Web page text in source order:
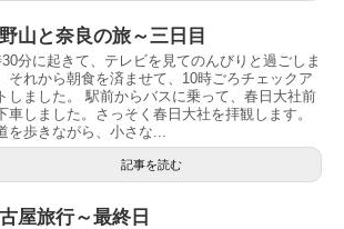
山と奈良の旅～三日目
分に起きて、テレビを見てのんびりと過ごしま
それから朝食を済ませて、10時ごろチェックア
しました。 駅前からバスに乗って、春日大社前
車しました。さっそく春日大社を拝観します。
を歩きながら、小さな...
記事を読む
屋旅行～最終日